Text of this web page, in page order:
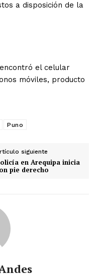
a disposición de la
el celular
móviles, producto
Puno
siguiente
en Arequipa inicia
pie derecho